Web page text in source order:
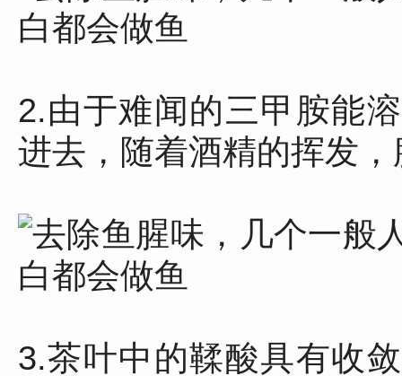
2.由于难闻的三甲胺能
进去，随着酒精的挥发
3.茶叶中的鞣酸具有收